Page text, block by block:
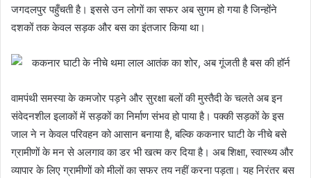
जगदलपुर पहुँचती है। इससे उन लोगों का सफर अब सुगम हो गया है जिन्होंने
दशकों तक केवल सड़क और बस का इंतजार किया था।
वामपंथी समस्या के कमजोर पड़ने और सुरक्षा बलों की मुस्तैदी के चलते अब इन
संवेदनशील इलाकों में सड़कों का निर्माण संभव हो पाया है। पक्की सड़कों के इस
जाल ने न केवल परिवहन को आसान बनाया है, बल्कि ककनार घाटी के नीचे बसे
ग्रामीणों के मन से अलगाव का डर भी खत्म कर दिया है। अब शिक्षा, स्वास्थ्य और
व्यापार के लिए ग्रामीणों को मीलों का सफर तय नहीं करना पड़ता। यह निरंतर बस